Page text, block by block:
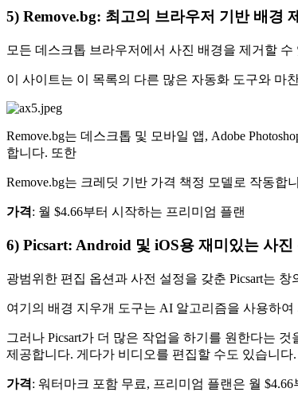
5) Remove.bg: 최고의 브라우저 기반 배경
모든 데스크톱 브라우저에서 사진 배경을 제거할
이 사이트는 이 목록의 다른 많은 자동화 도구와 마
Remove.bg는 데스크톱 및 모바일 앱, Adobe
합니다. 또한
Remove.bg는 크레딧 기반 가격 책정 모델로 작동합
가격: 월 $4.66부터 시작하는 프리미엄 플랜
6) Picsart: Android 및 iOS용 재미있는 사진
광범위한 편집 옵션과 사전 설정을 갖춘 Picsart는
여기의 배경 지우개 도구는 AI 알고리즘을 사용하
그러나 Picsart가 더 많은 작업을 하기를 원한다는
제공합니다. 게다가 비디오를 편집할 수도 있습니다.
가격: 워터마크 포함 무료, 프리미엄 플랜은 월 $4.66